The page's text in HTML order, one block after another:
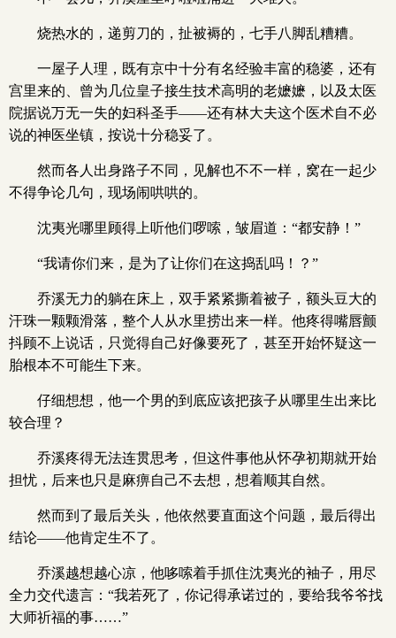
烧热水的，递剪刀的，扯被褥的，七手八脚乱糟糟。
一屋子人理，既有京中十分有名经验丰富的稳婆，还有
宫里来的、曾为几位皇子接生技术高明的老嬷嬷，以及太医
院据说万无一失的妇科圣手——还有林大夫这个医术自不必
说的神医坐镇，按说十分稳妥了。
然而各人出身路子不同，见解也不不一样，窝在一起少
不得争论几句，现场闹哄哄的。
沈夷光哪里顾得上听他们啰嗦，皱眉道：“都安静！”
“我请你们来，是为了让你们在这捣乱吗！？”
乔溪无力的躺在床上，双手紧紧撕着被子，额头豆大的
汗珠一颗颗滑落，整个人从水里捞出来一样。他疼得嘴唇颤
抖顾不上说话，只觉得自己好像要死了，甚至开始怀疑这一
胎根本不可能生下来。
仔细想想，他一个男的到底应该把孩子从哪里生出来比
较合理？
乔溪疼得无法连贯思考，但这件事他从怀孕初期就开始
担忧，后来也只是麻痹自己不去想，想着顺其自然。
然而到了最后关头，他依然要直面这个问题，最后得出
结论——他肯定生不了。
乔溪越想越心凉，他哆嗦着手抓住沈夷光的袖子，用尽
全力交代遗言：“我若死了，你记得承诺过的，要给我爷爷找
大师祈福的事……”